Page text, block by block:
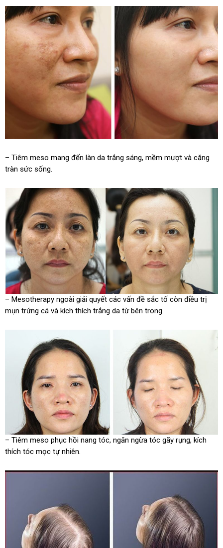
– Tiêm meso mang đến làn da trắng sáng, mềm mượt và căng
tràn sức sống.
– Mesotherapy ngoài giải quyết các vấn đề sắc tố còn điều trị
mụn trứng cá và kích thích trắng da từ bên trong.
– Tiêm meso phục hồi nang tóc, ngăn ngừa tóc gãy rụng, kích
thích tóc mọc tự nhiên.